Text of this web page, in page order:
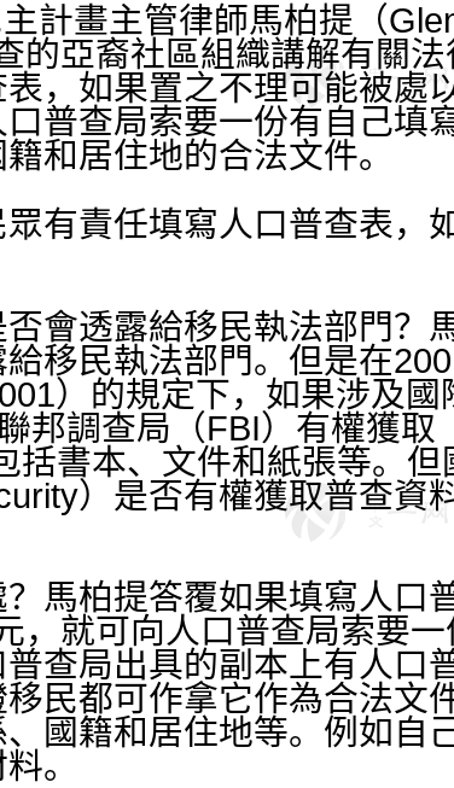
畫主管律師馬柏提（
的亞裔社區組織講解有關法
，如果置之不理可能被處
普查局索要一份有自己填
和居住地的合法文件。
責任填寫人口普查表，
透露給移民執法部門？
移民執法部門。但是在
）的規定下，如果涉及國
邦調查局（FBI）有權獲取
括書本、文件和紙張等。但
）是否有權獲取普查資
柏提答覆如果填寫人口
，就可向人口普查局索要一
查局出具的副本上有人口
民都可作拿它作為合法文
國籍和居住地等。例如自
。